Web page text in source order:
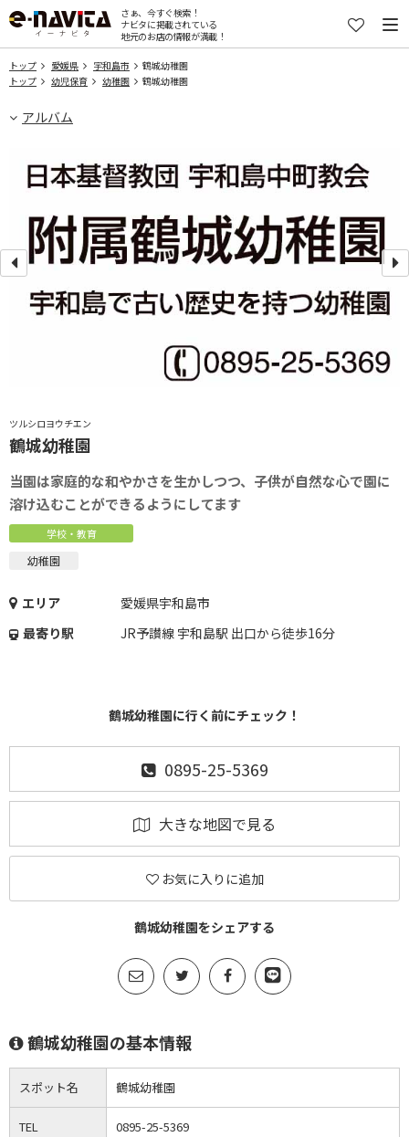
さぁ、今すぐ検索！
ナビタに掲載されている
地元のお店の情報が満載！
トップ 愛媛県 宇和島市
鶴城幼稚園
トップ
幼児保育 幼稚園 鶴城幼稚園
アルバム
ツルシロヨウチエン
鶴城幼稚園
当園は家庭的な和やかさを生かしつつ、子供が自然な心で園に
溶け込むことができるようにしてます
学校・教育
幼稚園
エリア
愛媛県宇和島市
最寄り駅
JR予讃線 宇和島駅 出口から徒歩16分
鶴城幼稚園に行く前にチェック！
0895-25-5369
大きな地図で見る
お気に入りに追加
鶴城幼稚園をシェアする
鶴城幼稚園の基本情報
スポット名 鶴城幼稚園
TEL 0895-25-5369